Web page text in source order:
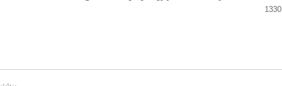
1330